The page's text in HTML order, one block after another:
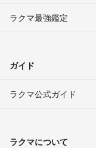
ラクマ最強鑑定
ガイド
ラクマ公式ガイド
ラクマについて